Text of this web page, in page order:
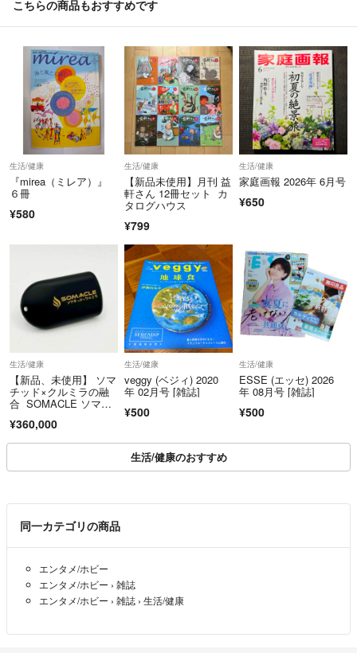
こちらの商品もおすすめです
生活/健康
『mirea（ミレア）』
６冊
¥580
生活/健康
【新品未使用】月刊 益
軒さん 12冊セット カ
タログハウス
¥799
生活/健康
家庭画報 2026年 6月号
¥650
生活/健康
【新品、未使用】 ソマ
チッド×クルミラの融
合 SOMACLE ソマク
¥360,000
生活/健康
veggy (ベジィ) 2020
年 02月号 [雑誌]
¥500
生活/健康
ESSE (エッセ) 2026
年 08月号 [雑誌]
¥500
生活/健康のおすすめ
同一カテゴリの商品
エンタメ/ホビー
エンタメ/ホビー › 雑誌
エンタメ/ホビー › 雑誌 › 生活/健康